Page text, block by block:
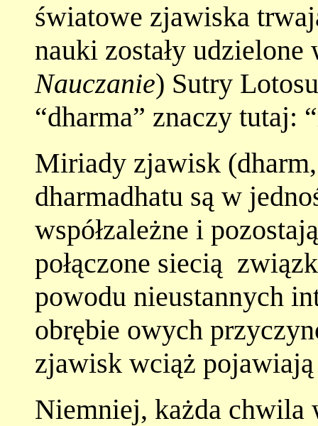
światowe zjawiska
nauki zostały
Nauczanie) Sutry
“dharma” znaczy tutaj:
Miriady zjawisk
dharmadhatu są w
współzależne i
połączone siecią
powodu nieustannych
obrębie owych
zjawisk wciąż
Niemniej, każda chwila